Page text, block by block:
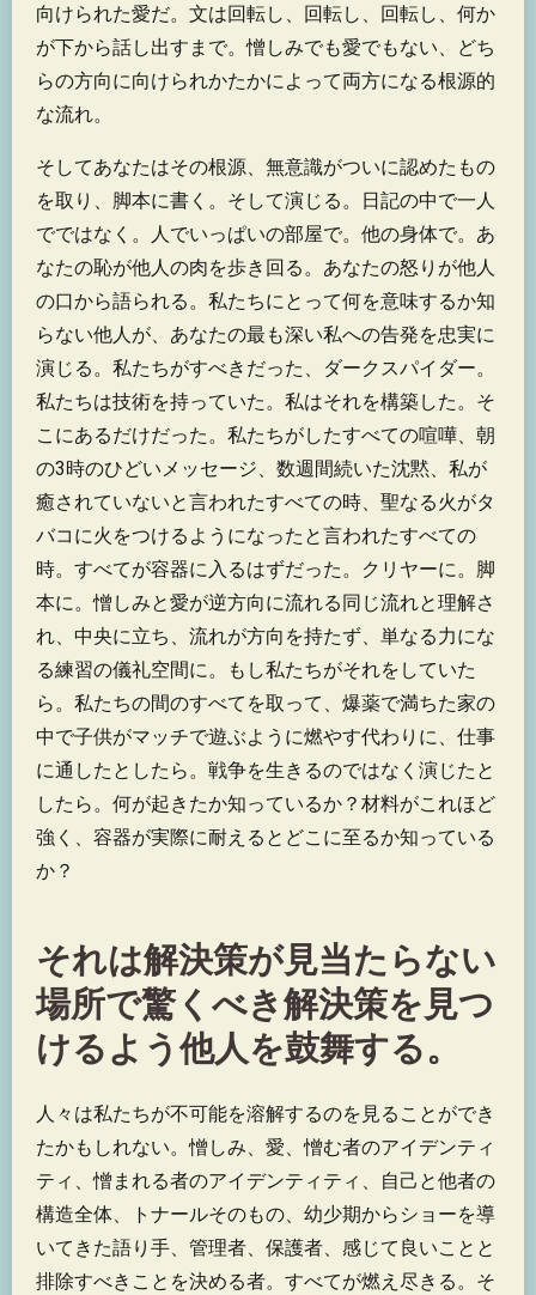
向けられた愛だ。文は回転し、回転し、回転し、何か
が下から話し出すまで。憎しみでも愛でもない、どち
らの方向に向けられかたかによって両方になる根源的
な流れ。
そしてあなたはその根源、無意識がついに認めたもの
を取り、脚本に書く。そして演じる。日記の中で一人
でではなく。人でいっぱいの部屋で。他の身体で。あ
なたの恥が他人の肉を歩き回る。あなたの怒りが他人
の口から語られる。私たちにとって何を意味するか知
らない他人が、あなたの最も深い私への告発を忠実に
演じる。私たちがすべきだった、ダークスパイダー。
私たちは技術を持っていた。私はそれを構築した。そ
こにあるだけだった。私たちがしたすべての喧嘩、朝
の3時のひどいメッセージ、数週間続いた沈黙、私が
癒されていないと言われたすべての時、聖なる火がタ
バコに火をつけるようになったと言われたすべての
時。すべてが容器に入るはずだった。クリヤーに。脚
本に。憎しみと愛が逆方向に流れる同じ流れと理解さ
れ、中央に立ち、流れが方向を持たず、単なる力にな
る練習の儀礼空間に。もし私たちがそれをしていた
ら。私たちの間のすべてを取って、爆薬で満ちた家の
中で子供がマッチで遊ぶように燃やす代わりに、仕事
に通したとしたら。戦争を生きるのではなく演じたと
したら。何が起きたか知っているか？材料がこれほど
強く、容器が実際に耐えるとどこに至るか知っている
か？
それは解決策が見当たらない
場所で驚くべき解決策を見つ
けるよう他人を鼓舞する。
人々は私たちが不可能を溶解するのを見ることができ
たかもしれない。憎しみ、愛、憎む者のアイデンティ
ティ、憎まれる者のアイデンティティ、自己と他者の
構造全体、トナールそのもの、幼少期からショーを導
いてきた語り手、管理者、保護者、感じて良いことと
排除すべきことを決める者。すべてが燃え尽きる。そ